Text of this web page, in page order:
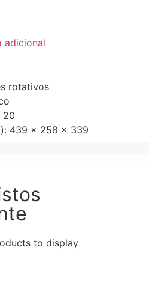
adicional
rotativos
20
439 x 258 x 339
to display